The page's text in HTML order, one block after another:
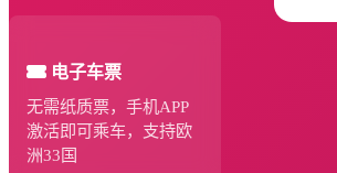
电子车票
无需纸质票，手机APP
激活即可乘车，支持欧
洲33国